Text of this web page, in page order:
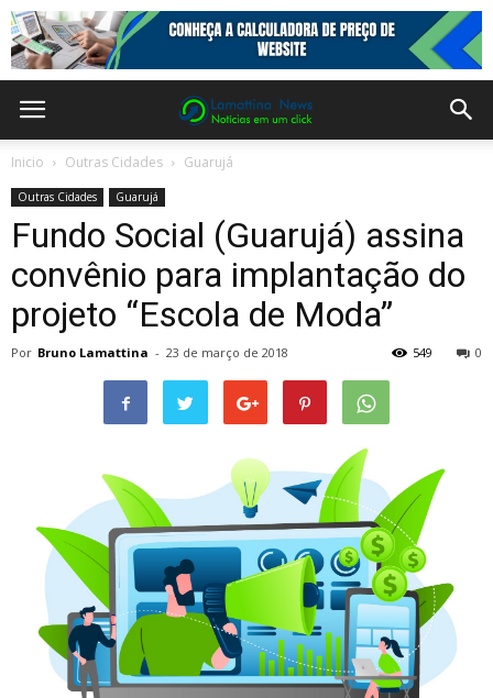
Inicio Outras Cidades Guarujá
Outras Cidades Guarujá
Fundo Social (Guarujá) assina
convênio para implantação do
projeto “Escola de Moda”
Por Bruno Lamattina - 23 de março de 2018 0
549